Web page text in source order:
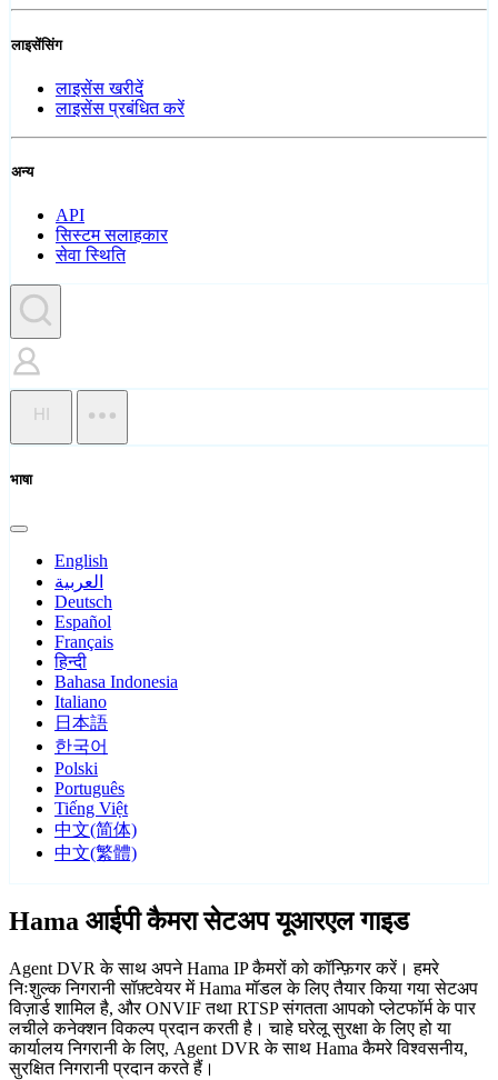
लाइसेंसिंग
लाइसेंस खरीदें
लाइसेंस प्रबंधित करें
अन्य
API
सिस्टम सलाहकार
सेवा स्थिति
HI
भाषा
English
العربية
Deutsch
Español
Français
हिन्दी
Bahasa Indonesia
Italiano
日本語
한국어
Polski
Português
Tiếng Việt
中文(简体)
中文(繁體)
Hama आईपी कैमरा सेटअप यूआरएल गाइड
Agent DVR के साथ अपने Hama IP कैमरों को कॉन्फ़िगर करें। हमरे
निःशुल्क निगरानी सॉफ़्टवेयर में Hama मॉडल के लिए तैयार किया गया सेटअप
विज़ार्ड शामिल है, और ONVIF तथा RTSP संगतता आपको प्लेटफॉर्म के पार
लचीले कनेक्शन विकल्प प्रदान करती है। चाहे घरेलू सुरक्षा के लिए हो या
कार्यालय निगरानी के लिए, Agent DVR के साथ Hama कैमरे विश्वसनीय,
सुरक्षित निगरानी प्रदान करते हैं।